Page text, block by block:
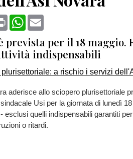
Print WhatsApp
prevista per il 18 maggio.
indispensabili
aderisce allo sciopero plurisettoriale
Usi per la giornata di lunedì
esclusi quelli indispensabili garantiti
o ritardi.